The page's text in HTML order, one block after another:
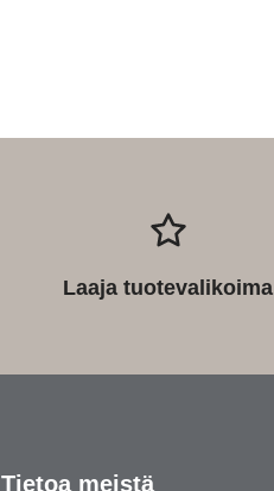
Laaja tuotevalikoima
Tietoa meistä